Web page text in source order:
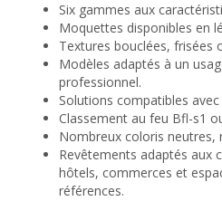
Six gammes aux
Moquettes disponibles en
Textures bouclées, frisées
Modèles adaptés à un
professionnel.
Solutions compatibles
Classement au feu Bfl-s1
Nombreux coloris neutres,
Revêtements adaptés aux
hôtels, commerces et
références.